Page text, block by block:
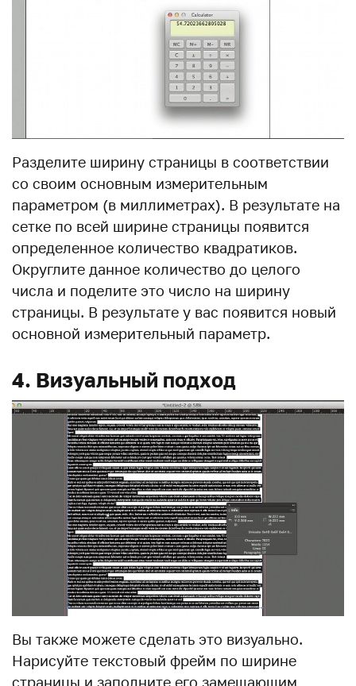
Разделите ширину страницы в соответствии
со своим основным измерительным
параметром (в миллиметрах). В результате на
сетке по всей ширине страницы появится
определенное количество квадратиков.
Округлите данное количество до целого
числа и поделите это число на ширину
страницы. В результате у вас появится новый
основной измерительный параметр.
4. Визуальный подход
Вы также можете сделать это визуально.
Нарисуйте текстовый фрейм по ширине
страницы и заполните его замещающим